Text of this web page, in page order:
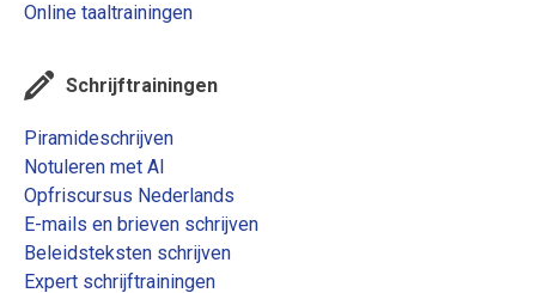
Online taaltrainingen
Schrijftrainingen
Piramideschrijven
Notuleren met AI
Opfriscursus Nederlands
E-mails en brieven schrijven
Beleidsteksten schrijven
Expert schrijftrainingen